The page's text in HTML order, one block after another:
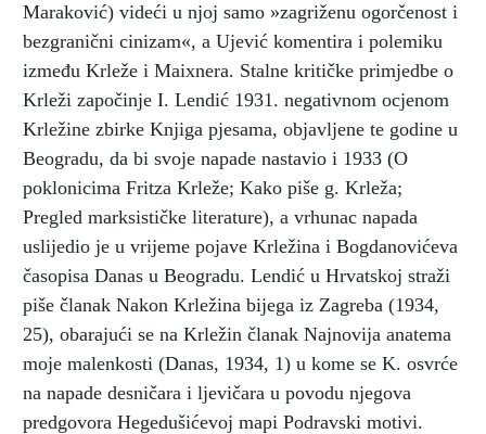
Maraković) videći u njoj samo »zagriženu ogorčenost i
bezgranični cinizam«, a Ujević komentira i polemiku
između Krleže i Maixnera. Stalne kritičke primjedbe o
Krleži započinje I. Lendić 1931. negativnom ocjenom
Krležine zbirke Knjiga pjesama, objavljene te godine u
Beogradu, da bi svoje napade nastavio i 1933 (O
poklonicima Fritza Krleže; Kako piše g. Krleža;
Pregled marksističke literature), a vrhunac napada
uslijedio je u vrijeme pojave Krležina i Bogdanovićeva
časopisa Danas u Beogradu. Lendić u Hrvatskoj straži
piše članak Nakon Krležina bijega iz Zagreba (1934,
25), obarajući se na Krležin članak Najnovija anatema
moje malenkosti (Danas, 1934, 1) u kome se K. osvrće
na napade desničara i ljevičara u povodu njegova
predgovora Hegedušićevoj mapi Podravski motivi.